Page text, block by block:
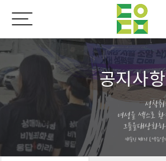
공지사항